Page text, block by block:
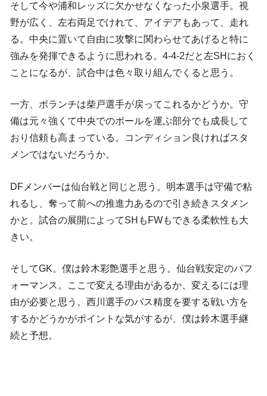
そして今や浦和レッズに欠かせなくなった小泉選手。視
野が広く、左右両足でけれて、アイデアもあって、走れ
る。中央に置いて自由に攻撃に関わらせてあげると特に
強みを発揮できるように思われる。4-4-2だと左SHにおく
ことになるが、試合中は色々取り組んでくると思う。
一方、ボランチは柴戸選手が戻ってこれるかどうか。守
備は元々強くて中央でのボールを運ぶ部分でも成長して
おり信頼も高まっている。コンディション良ければスタ
メンではないだろうか。
DFメンバーは仙台戦と同じと思う。明本選手は守備で粘
れるし、奪って前への推進力あるので引き続きスタメン
かと。試合の展開によってSHもFWもできる柔軟性も大
きい。
そしてGK。僕は鈴木彩艶選手と思う。仙台戦安定のパフ
ォーマンス。ここで変える理由があるか、変えるには理
由が必要と思う。西川選手のパス精度を要する戦い方を
するかどうかがポイントな気がするが、僕は鈴木選手継
続と予想。